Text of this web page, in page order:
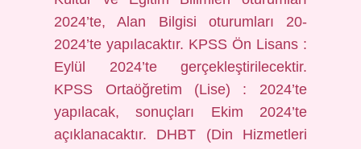
2024’te, Alan Bilgisi oturumları 20-
2024’te yapılacaktır. KPSS Ön Lisans :
Eylül 2024’te gerçekleştirilecektir.
KPSS Ortaöğretim (Lise) : 2024’te
yapılacak, sonuçları Ekim 2024’te
açıklanacaktır. DHBT (Din Hizmetleri